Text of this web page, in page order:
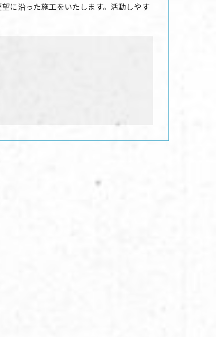
に沿った施工をいたします。活動しやす